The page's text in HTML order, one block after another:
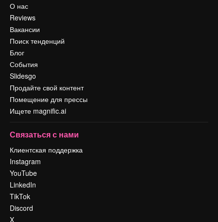
О нас
Reviews
Вакансии
Поиск тенденций
Блог
События
Slidesgo
Продайте свой контент
Помещение для прессы
Ищете magnific.ai
Связаться с нами
Клиентская поддержка
Instagram
YouTube
LinkedIn
TikTok
Discord
X